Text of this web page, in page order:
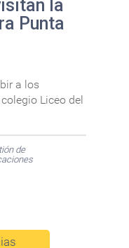
la
Punta
a los
Liceo del
de